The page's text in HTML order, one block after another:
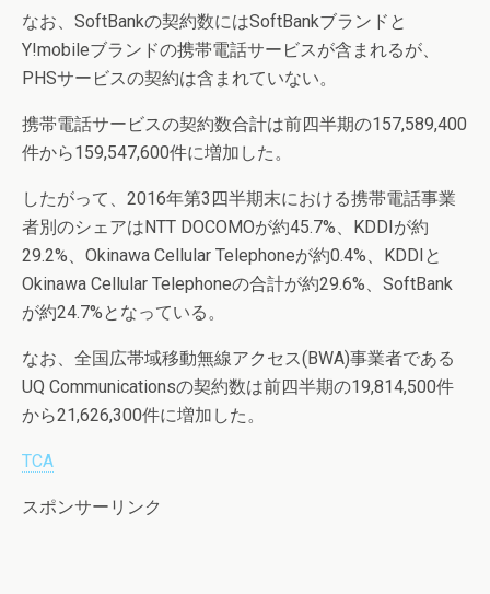
なお、SoftBankの契約数にはSoftBankブランドと
Y!mobileブランドの携帯電話サービスが含まれるが、
PHSサービスの契約は含まれていない。
携帯電話サービスの契約数合計は前四半期の157,589,400
件から159,547,600件に増加した。
したがって、2016年第3四半期末における携帯電話事業
者別のシェアはNTT DOCOMOが約45.7%、KDDIが約
29.2%、Okinawa Cellular Telephoneが約0.4%、KDDIと
Okinawa Cellular Telephoneの合計が約29.6%、SoftBank
が約24.7%となっている。
なお、全国広帯域移動無線アクセス(BWA)事業者である
UQ Communicationsの契約数は前四半期の19,814,500件
から21,626,300件に増加した。
TCA
スポンサーリンク